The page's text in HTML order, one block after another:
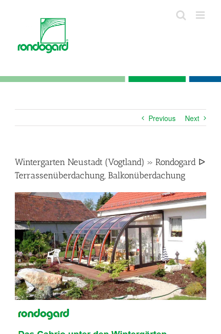
Previous Next
Wintergarten Neustadt (Vogtland) » Rondogard ᐅ
Terrassenüberdachung, Balkonüberdachung